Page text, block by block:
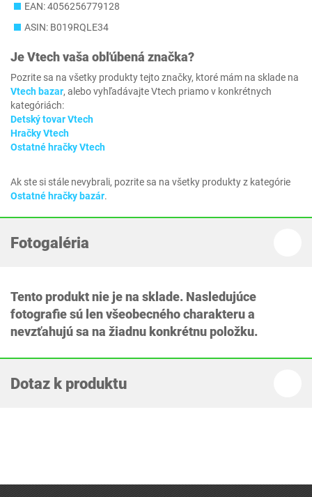
EAN: 4056256779128
ASIN: B019RQLE34
JeVtechvaša obľúbená značka?
Pozrite sa na všetky produkty tejto značky, ktoré mám na sklade na
Vtech bazar, alebo vyhľadávajte Vtech priamo v konkrétnych
kategóriách:
Detský tovar Vtech
Hračky Vtech
Ostatné hračky Vtech
Ak ste si stále nevybrali, pozrite sa na všetky produkty z kategórie
Ostatné hračky bazár.
Fotogaléria
Tento produkt nie je na sklade. Nasledujúce
fotografie sú len všeobecného charakteru a
nevzťahujú sa na žiadnu konkrétnu položku.
Dotaz k produktu